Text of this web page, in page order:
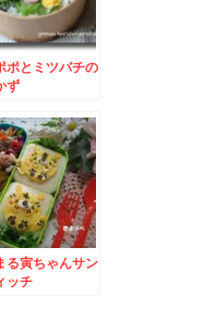
ポとミツバチの
ず
る寅ちゃんサン
ッチ